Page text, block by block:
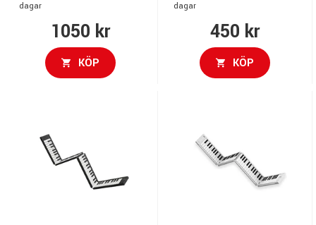
dagar
1050 kr
KÖP
dagar
450 kr
KÖP